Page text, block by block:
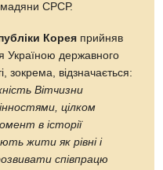
СРСР.
Корея прийняв
Україною державного
зокрема, відзначається:
Вітчизни
цілком
в історії
жити як рівні і
співпрацю